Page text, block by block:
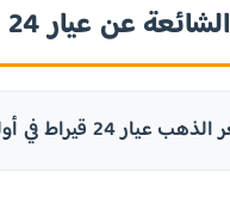
عن عيار 24
24 قيراط في أولو اليوم؟